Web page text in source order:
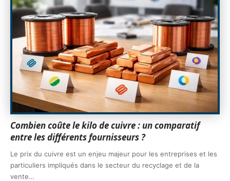
Combien coûte le kilo de cuivre : un comparatif
entre les différents fournisseurs ?
Le prix du cuivre est un enjeu majeur pour les entreprises et les
particuliers impliqués dans le secteur du recyclage et de la
vente…